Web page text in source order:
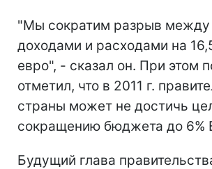
"Мы сократим разрыв между
доходами и расходами на
евро", - сказал он. При этом
отметил, что в 2011 г.
страны может не достичь
сокращению бюджета до 6%
Будущий глава